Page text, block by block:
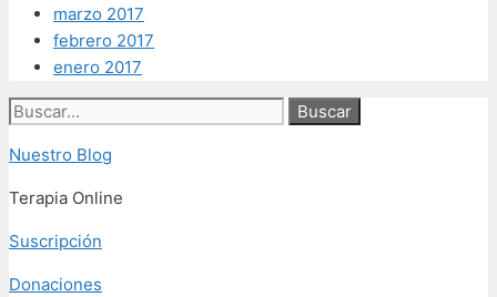
marzo 2017
febrero 2017
enero 2017
Buscar:
Nuestro Blog
Terapia Online
Suscripción
Donaciones